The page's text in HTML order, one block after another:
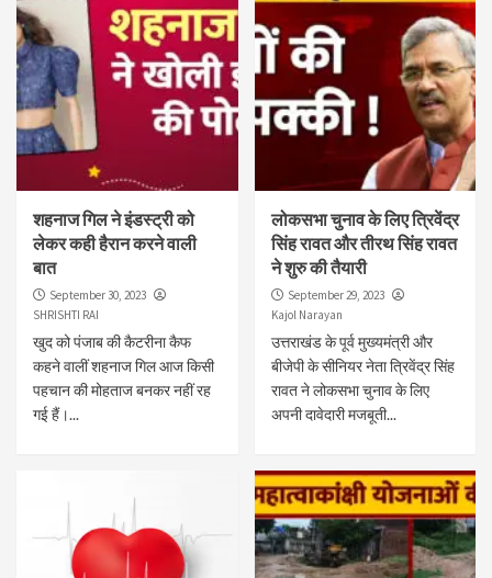
शहनाज गिल ने इंडस्ट्री को
लेकर कही हैरान करने वाली
बात
September 30, 2023
SHRISHTI RAI
खुद को पंजाब की कैटरीना कैफ
कहने वालीं शहनाज गिल आज किसी
पहचान की मोहताज बनकर नहीं रह
गई हैं।...
लोकसभा चुनाव के लिए त्रिवेंद्र
सिंह रावत और तीरथ सिंह रावत
ने शुरु की तैयारी
September 29, 2023
Kajol Narayan
उत्तराखंड के पूर्व मुख्यमंत्री और
बीजेपी के सीनियर नेता त्रिवेंद्र सिंह
रावत ने लोकसभा चुनाव के लिए
अपनी दावेदारी मजबूती...